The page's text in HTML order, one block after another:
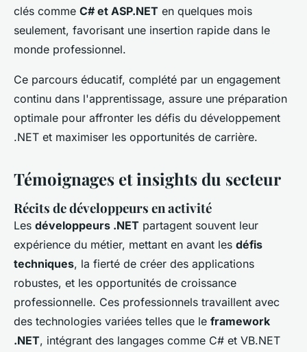
clés comme C# et ASP.NET en quelques mois
seulement, favorisant une insertion rapide dans le
monde professionnel.
Ce parcours éducatif, complété par un engagement
continu dans l'apprentissage, assure une préparation
optimale pour affronter les défis du développement
.NET et maximiser les opportunités de carrière.
Témoignages et insights du secteur
Récits de développeurs en activité
Les développeurs .NET partagent souvent leur
expérience du métier, mettant en avant les défis
techniques, la fierté de créer des applications
robustes, et les opportunités de croissance
professionnelle. Ces professionnels travaillent avec
des technologies variées telles que le framework
.NET, intégrant des langages comme C# et VB.NET